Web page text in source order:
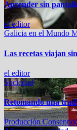
Aprender sin
el editor
Galicia en el Mundo
Las recetas viajan
el editor
Sociedad
Retomando una
Producción